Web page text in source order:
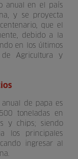
anual en el país
y se proyecta
que el
debido a la
en los últimos
Agricultura y
de papa es
toneladas en
y chips; siendo
los principales
ingresar al